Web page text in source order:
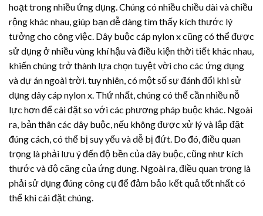
hoạt trong nhiều ứng dụng. Chúng có nhiều chiều dài và chiều
rộng khác nhau, giúp bạn dễ dàng tìm thấy kích thước lý
tưởng cho công việc. Dây buộc cáp nylon x cũng có thể được
sử dụng ở nhiều vùng khí hậu và điều kiện thời tiết khác nhau,
khiến chúng trở thành lựa chọn tuyệt vời cho các ứng dụng
và dự án ngoài trời. tuy nhiên, có một số sự đánh đổi khi sử
dụng dây cáp nylon x. Thứ nhất, chúng có thể cần nhiều nỗ
lực hơn để cài đặt so với các phương pháp buộc khác. Ngoài
ra, bản thân các dây buộc, nếu không được xử lý và lắp đặt
đúng cách, có thể bị suy yếu và dễ bị đứt. Do đó, điều quan
trọng là phải lưu ý đến độ bền của dây buộc, cũng như kích
thước và độ căng của ứng dụng. Ngoài ra, điều quan trọng là
phải sử dụng đúng công cụ để đảm bảo kết quả tốt nhất có
thể khi cài đặt chúng.